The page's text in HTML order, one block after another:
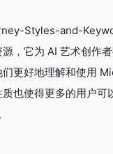
Styles-and-
，它为 AI 艺术创作
更好地理解和使用
也使得更多的用户可